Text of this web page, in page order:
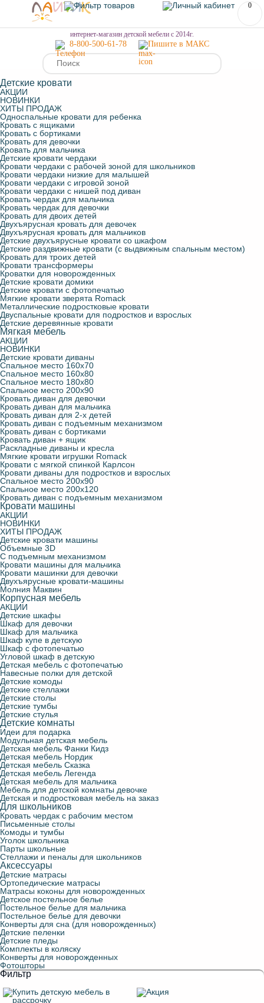
МЕНЮ
0
интернет-магазин детской мебели с 2014г.
8-800-500-61-78 Пишите в МАКС
Детские кровати
АКЦИИ
НОВИНКИ
ХИТЫ ПРОДАЖ
Односпальные кровати для ребенка
Кровать с ящиками
Кровать с бортиками
Кровать для девочки
Кровать для мальчика
Детские кровати чердаки
Кровати чердаки с рабочей зоной для школьников
Кровати чердаки низкие для малышей
Кровати чердаки с игровой зоной
Кровати чердаки с нишей под диван
Кровать чердак для мальчика
Кровать чердак для девочки
Кровать для двоих детей
Двухъярусная кровать для девочек
Двухъярусная кровать для мальчиков
Детские двухъярусные кровати со шкафом
Детские раздвижные кровати (с выдвижным спальным местом)
Кровать для троих детей
Кровати трансформеры
Кроватки для новорожденных
Детские кровати домики
Детские кровати с фотопечатью
Мягкие кровати зверята Romack
Металлические подростковые кровати
Двуспальные кровати для подростков и взрослых
Детские деревянные кровати
Мягкая мебель
АКЦИИ
НОВИНКИ
Детские кровати диваны
Спальное место 160х70
Спальное место 160х80
Спальное место 180х80
Спальное место 200х90
Кровать диван для девочки
Кровать диван для мальчика
Кровать диван для 2-х детей
Кровать диван с подъемным механизмом
Кровать диван с бортиками
Кровать диван + ящик
Раскладные диваны и кресла
Мягкие кровати игрушки Romack
Кровати с мягкой спинкой Карлсон
Кровати диваны для подростков и взрослых
Спальное место 200х90
Спальное место 200х120
Кровать диван с подъемным механизмом
Кровати машины
АКЦИИ
НОВИНКИ
ХИТЫ ПРОДАЖ
Детские кровати машины
Объемные 3D
С подъемным механизмом
Кровати машины для мальчика
Кровати машинки для девочки
Двухъярусные кровати-машины
Молния Маквин
Корпусная мебель
АКЦИИ
Детские шкафы
Шкаф для девочки
Шкаф для мальчика
Шкаф купе в детскую
Шкаф с фотопечатью
Угловой шкаф в детскую
Детская мебель с фотопечатью
Навесные полки для детской
Детские комоды
Детские стеллажи
Детские столы
Детские тумбы
Детские стулья
Детские комнаты
Идеи для подарка
Модульная детская мебель
Детская мебель Фанки Кидз
Детская мебель Нордик
Детская мебель Сказка
Детская мебель Легенда
Детская мебель для мальчика
Мебель для детской комнаты девочке
Детская и подростковая мебель на заказ
Для школьников
Кровать чердак с рабочим местом
Письменные столы
Комоды и тумбы
Уголок школьника
Парты школьные
Стеллажи и пеналы для школьников
Аксессуары
Детские матрасы
Ортопедические матрасы
Матрасы коконы для новорожденных
Детское постельное белье
Постельное белье для мальчика
Постельное белье для девочки
Конверты для сна (для новорожденных)
Детские пеленки
Детские пледы
Комплекты в коляску
Конверты для новорожденных
Фотошторы
Фильтр